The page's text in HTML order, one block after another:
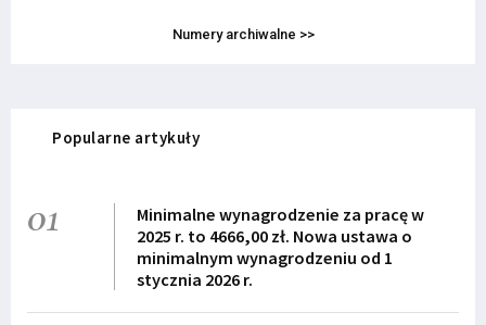
Numery archiwalne >>
Popularne artykuły
01
Minimalne wynagrodzenie za pracę w
2025 r. to 4666,00 zł. Nowa ustawa o
minimalnym wynagrodzeniu od 1
stycznia 2026 r.